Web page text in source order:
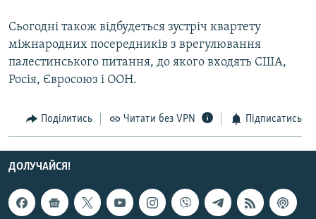
РУС
КТАТ
ДОЛУЧАЙСЯ!
Сьогодні також відбудеться зустріч квартету
міжнародних посередників з врегулювання
палестинського питання, до якого входять США,
Росія, Євросоюз і ООН.
Поділитись Читати без VPN Підписатись
ДОЛУЧАЙСЯ!